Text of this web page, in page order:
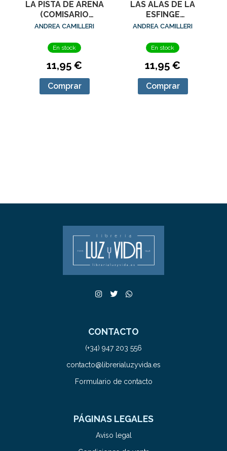
LA PISTA DE ARENA
(COMISARIO
MONTALBANO 16)
ANDREA CAMILLERI
En stock
11,95 €
Comprar
LAS ALAS DE LA
ESFINGE
(COMISARIO
ANDREA CAMILLERI
En stock
11,95 €
Comprar
CONTACTO
(+34) 947 203 556
contacto@librerialuzyvida.es
Formulario de contacto
PÁGINAS LEGALES
Aviso legal